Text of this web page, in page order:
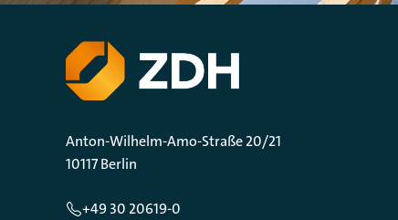
Anton-Wilhelm-Amo-Straße 20/21
10117 Berlin
+49 30 20619-0